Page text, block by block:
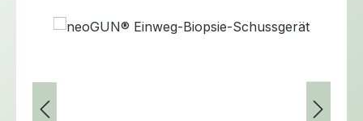
Bildergalerie überspringen